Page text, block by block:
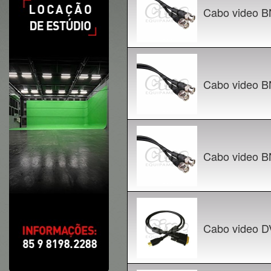
Cabo video
Cabo video
Cabo video
Cabo video